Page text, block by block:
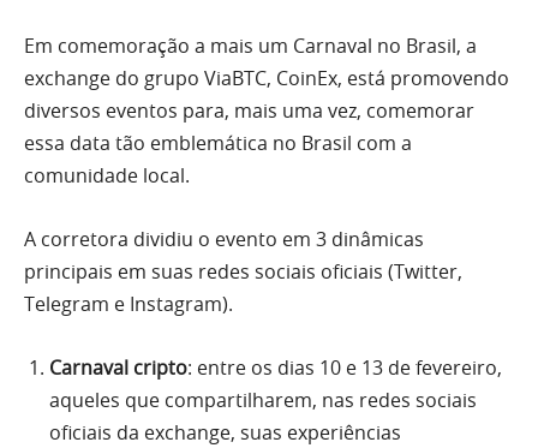
Em comemoração a mais um Carnaval no Brasil, a
exchange do grupo ViaBTC, CoinEx, está promovendo
diversos eventos para, mais uma vez, comemorar
essa data tão emblemática no Brasil com a
comunidade local.
A corretora dividiu o evento em 3 dinâmicas
principais em suas redes sociais oficiais (Twitter,
Telegram e Instagram).
Carnaval cripto: entre os dias 10 e 13 de fevereiro,
aqueles que compartilharem, nas redes sociais
oficiais da exchange, suas experiências